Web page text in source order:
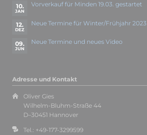
10.
JAN
Vorverkauf für Minden 19.03. gestartet
12.
DEZ
Neue Termine für Winter/Frühjahr 2023
09.
JUN
Neue Termine und neues Video
Adresse und Kontakt
Oliver Gies
Wilhelm-Bluhm-Straße 44
D–30451 Hannover
Tel.: +49-177-3299599